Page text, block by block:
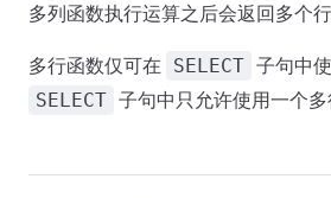
多列函数执行运算之后会返回多个行
多行函数仅可在 SELECT 子句中
SELECT 子句中只允许使用一个多